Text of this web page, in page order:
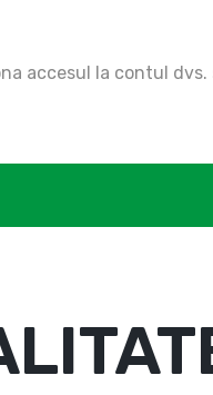
accesul la contul